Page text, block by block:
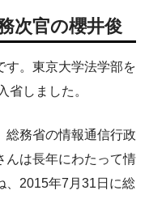
次官の櫻井俊
す。東京大学法学部を
省しました。
総務省の情報通信行政
んは長年にわたって情
、2015年7月31日に総